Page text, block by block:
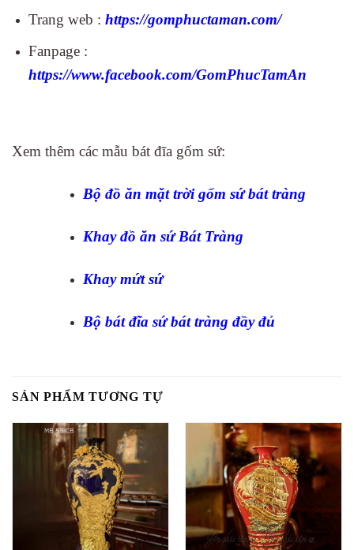
Trang web : https://gomphuctaman.com/
Fanpage:
https://www.facebook.com/GomPhucTamAn
Xem thêm các mẫu bát đĩa gốm sứ:
Bộ đồ ăn mặt trời gốm sứ bát tràng
Khay đồ ăn sứ Bát Tràng
Khay mứt sứ
Bộ bát đĩa sứ bát tràng đầy đủ
SẢN PHẨM TƯƠNG TỰ